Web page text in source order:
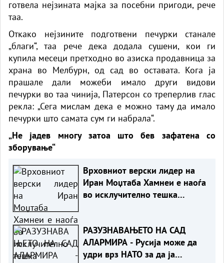
готвела нејзината мајка за посебни пригоди, рече
таа.
Откако нејзините подготвени печурки станале
„благи“, таа рече дека додала сушени, кои ги
купила месеци претходно во азиска продавница за
храна во Мелбурн, од сад во оставата. Кога ја
прашале дали можеби имало други видови
печурки во таа чинија, Патерсон со треперлив глас
рекла: „Сега мислам дека е можно таму да имало
печурки што самата сум ги набрала“.
„Не јадев многу затоа што бев зафатена со
зборување“
Врховниот верски лидер на
Иран Моџтаба Хамнеи е наоѓа
во исклучително тешка
РАЗУЗНАВАЊЕТО НА САД
АЛАРМИРА - Русија може да
удри врз НАТО за да ја